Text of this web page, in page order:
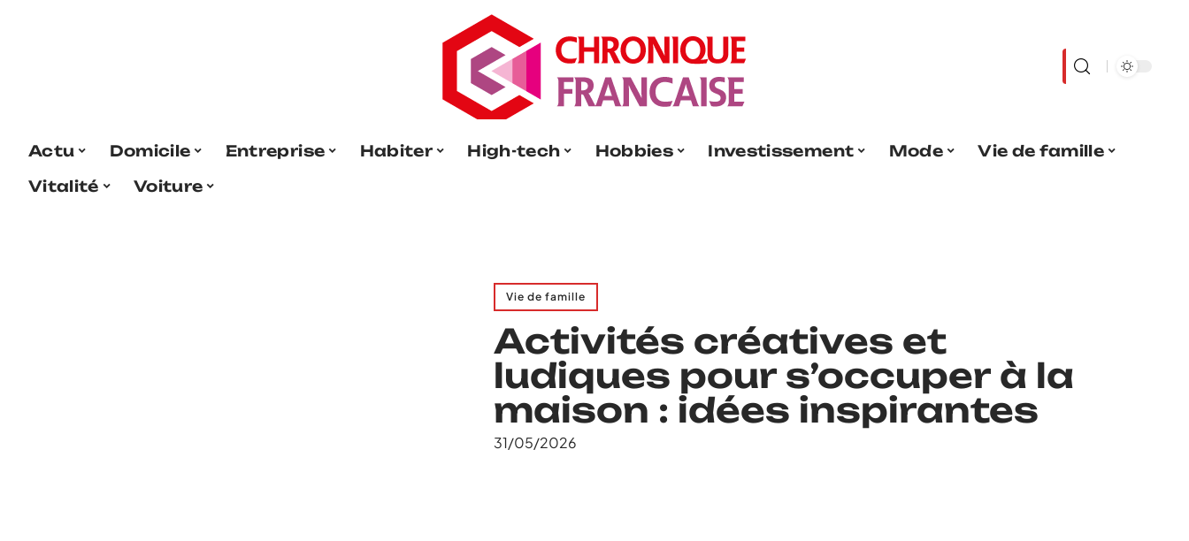
Actu Domicile Entreprise Habiter High-tech Hobbies Investissement Mode
Vie de famille
Vitalité
Voiture
Vie de famille
Activités créatives et
ludiques pour s’occuper à la
maison : idées inspirantes
31/05/2026